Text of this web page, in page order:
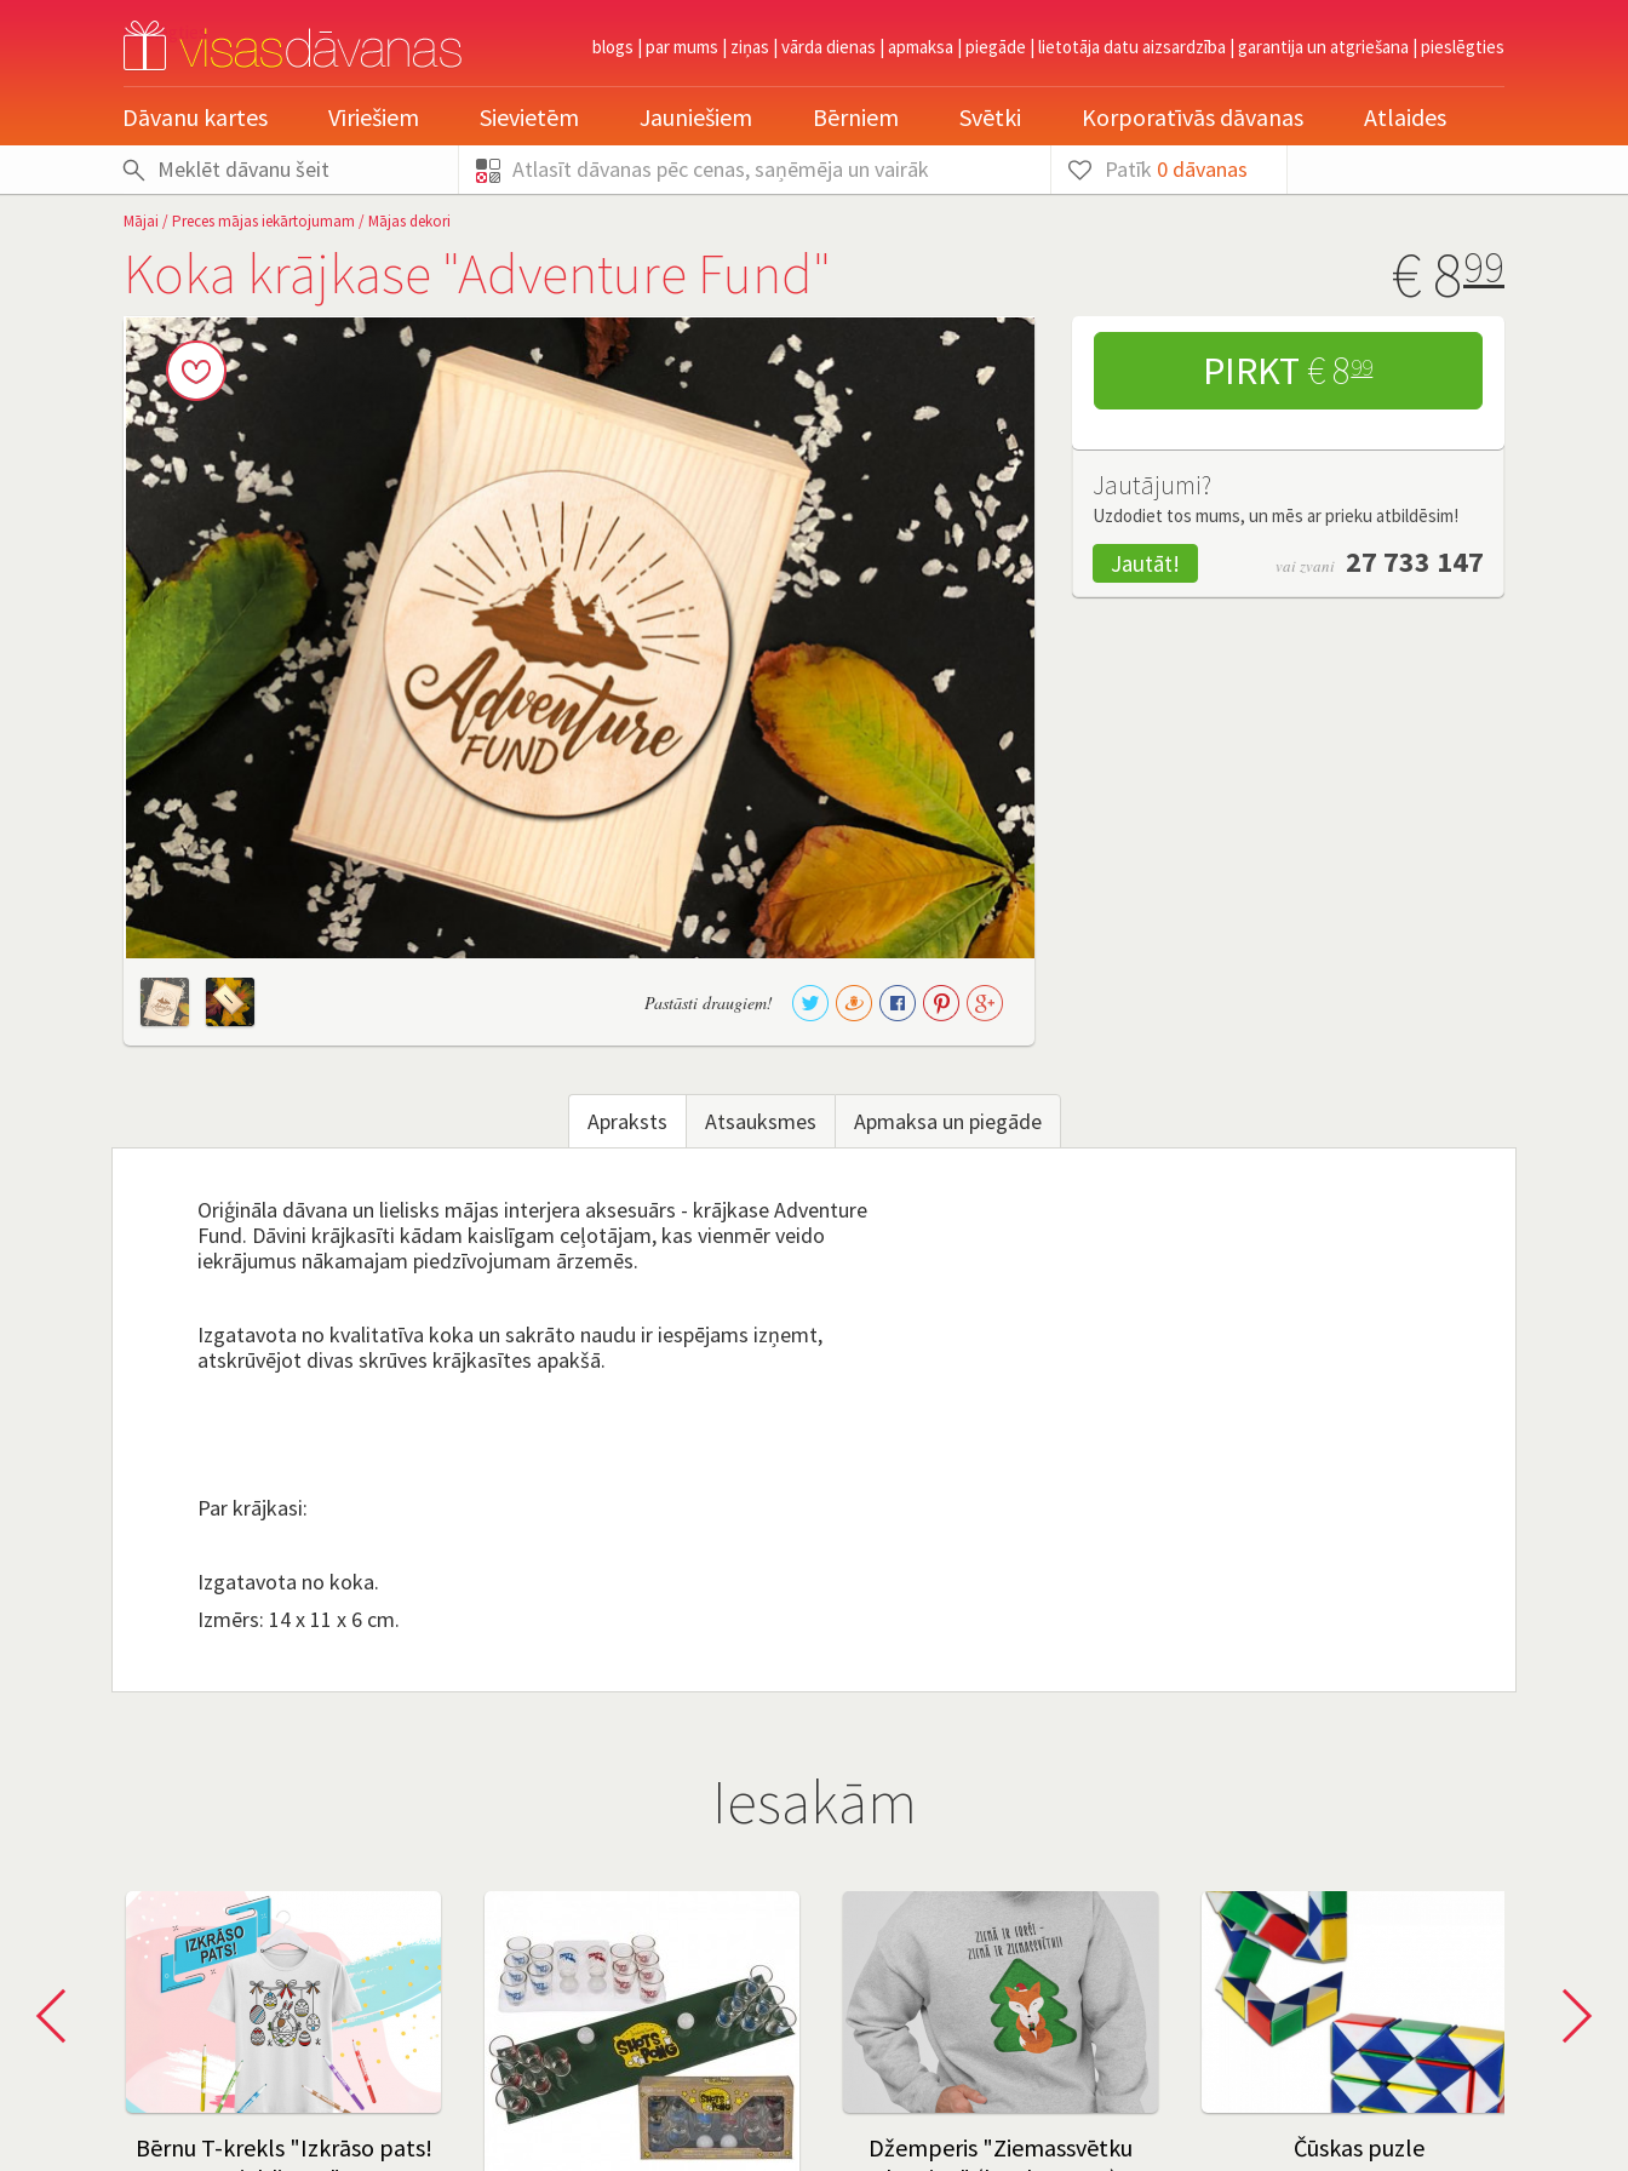
blogs | par mums | ziņas | vārda dienas | apmaksa | piegāde | lietotāja datu aizsardzība | garantija un atgriešana | pieslēgties
pieslēgties
Dāvanu kartes Vīriešiem Sievietēm Jauniešiem Bērniem Svētki Korporatīvās dāvanas Atlaides
Atlasīt dāvanas pēc cenas, saņēmēja un vairāk Patīk 0dāvanas
Mājai /Preces mājas iekārtojumam /Mājas dekori
Koka krājkase "Adventure Fund" €899
Pastāsti draugiem!
PIRKT € 899
Jautājumi?
Uzdodiet tos mums, un mēs ar prieku atbildēsim!
Jautāt! vai zvani 27 733 147
Apraksts Atsauksmes Apmaksa un piegāde
Oriģināla dāvana un lielisks mājas interjera aksesuārs - krājkase Adventure
Fund. Dāvini krājkasīti kādam kaislīgam ceļotājam, kas vienmēr veido
iekrājumus nākamajam piedzīvojumam ārzemēs.
Izgatavota no kvalitatīva koka un sakrāto naudu ir iespējams izņemt,
atskrūvējot divas skrūves krājkasītes apakšā.
Par krājkasi:
Izgatavota no koka.
Izmērs: 14 x 11 x 6 cm.
Iesakām
Bērnu T-krekls "Izkrāso pats!
Džemperis "Ziemassvētku
Čūskas puzle